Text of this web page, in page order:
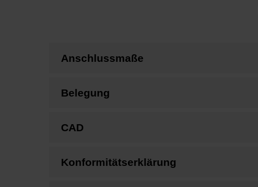
Anschlussmaße
Belegung
CAD
Konformitätserklärung